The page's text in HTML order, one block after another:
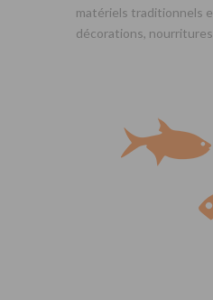
matériels traditionnels
décorations,